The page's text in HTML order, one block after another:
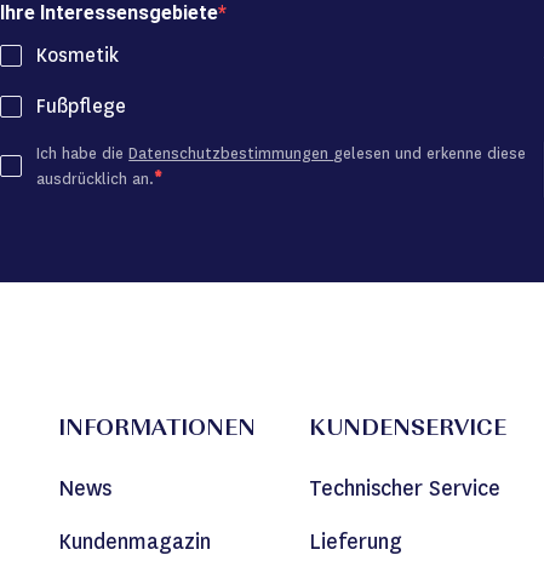
Ihre Interessensgebiete
Kosmetik
Fußpflege
Ich habe dieDatenschutzbestimmungen gelesen und erkenne diese
ausdrücklich an.
INFORMATIONEN
News
Kundenmagazin
KUNDENSERVICE
Technischer Service
Lieferung